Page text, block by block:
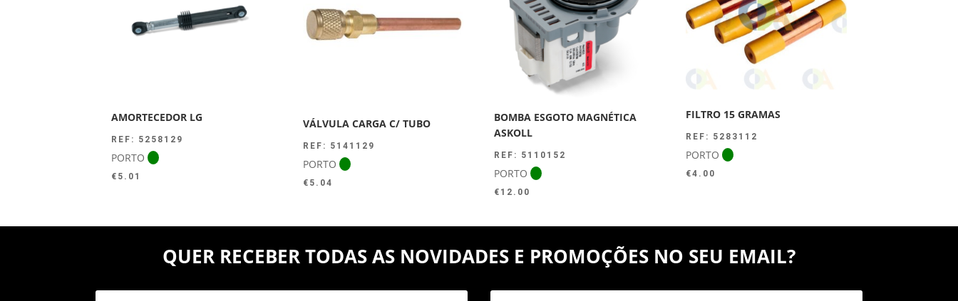
AMORTECEDOR LG
REF: 5258129
PORTO
€ 5.01
VÁLVULA CARGA C/ TUBO
REF: 5141129
PORTO
€ 5.04
BOMBA ESGOTO MAGNÉTICA
ASKOLL
REF: 5110152
PORTO
€ 12.00
FILTRO 15 GRAMAS
REF: 5283112
PORTO
€4.00
QUER RECEBER TODAS AS NOVIDADES E PROMOÇÕES NO SEU EMAIL?